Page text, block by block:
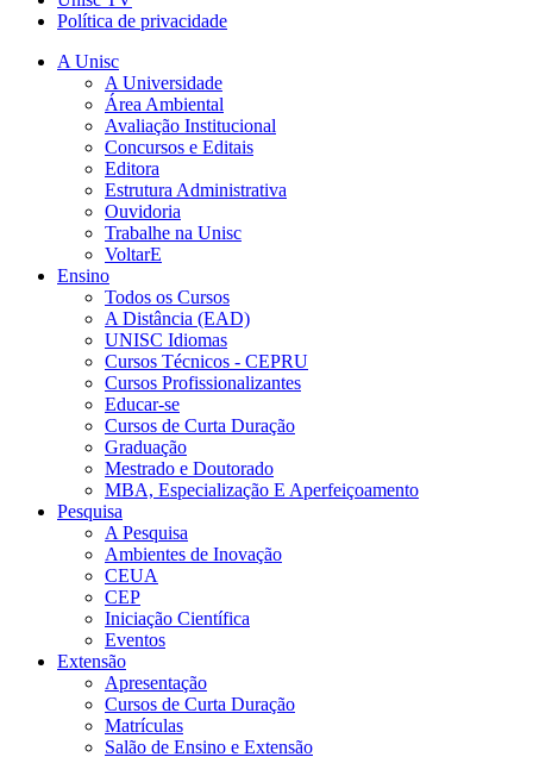
Política de privacidade
A Unisc
A Universidade
Área Ambiental
Avaliação Institucional
Concursos e Editais
Editora
Estrutura Administrativa
Ouvidoria
Trabalhe na Unisc
VoltarE
Ensino
Todos os Cursos
A Distância (EAD)
UNISC Idiomas
Cursos Técnicos - CEPRU
Cursos Profissionalizantes
Educar-se
Cursos de Curta Duração
Graduação
Mestrado e Doutorado
MBA, Especialização E Aperfeiçoamento
Pesquisa
A Pesquisa
Ambientes de Inovação
CEUA
CEP
Iniciação Científica
Eventos
Extensão
Apresentação
Cursos de Curta Duração
Matrículas
Salão de Ensino e Extensão